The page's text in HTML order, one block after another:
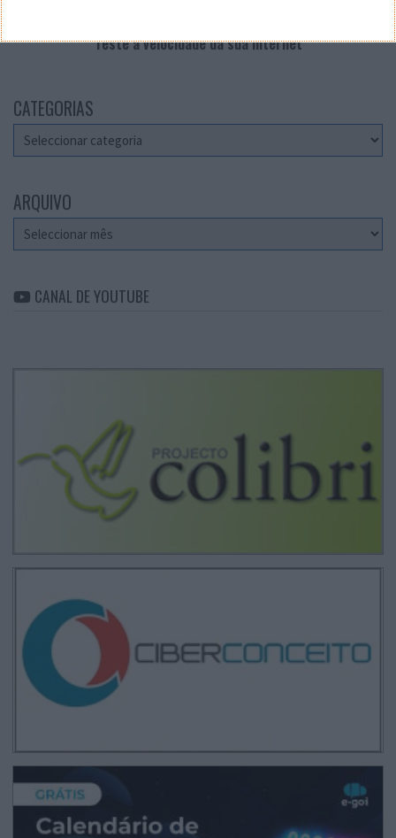
Teste a velocidade da sua Internet
CATEGORIAS
Categorias
ARQUIVO
Arquivo
CANAL DE YOUTUBE